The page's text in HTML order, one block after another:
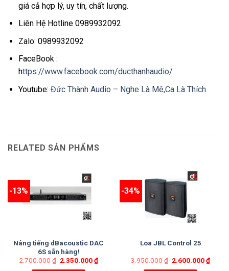
giá cả hợp lý, uy tín, chất lượng.
Liên Hệ Hotline 0989932092
Zalo: 0989932092
FaceBook :
https://www.facebook.com/ducthanhaudio/
Youtube: Đức Thành Audio – Nghe Là Mê,Ca Là Thích
RELATED SẢN PHẨMS
-13%
Nâng tiếng dBacoustic DAC
6S sẵn hàng!
2.700.000₫ 2.350.000₫
-34%
Loa JBL Control 25
3.950.000₫ 2.600.000₫